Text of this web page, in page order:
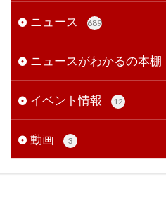
ニュース 689
ニュースがわかるの本棚
イベント情報 12
動画 3